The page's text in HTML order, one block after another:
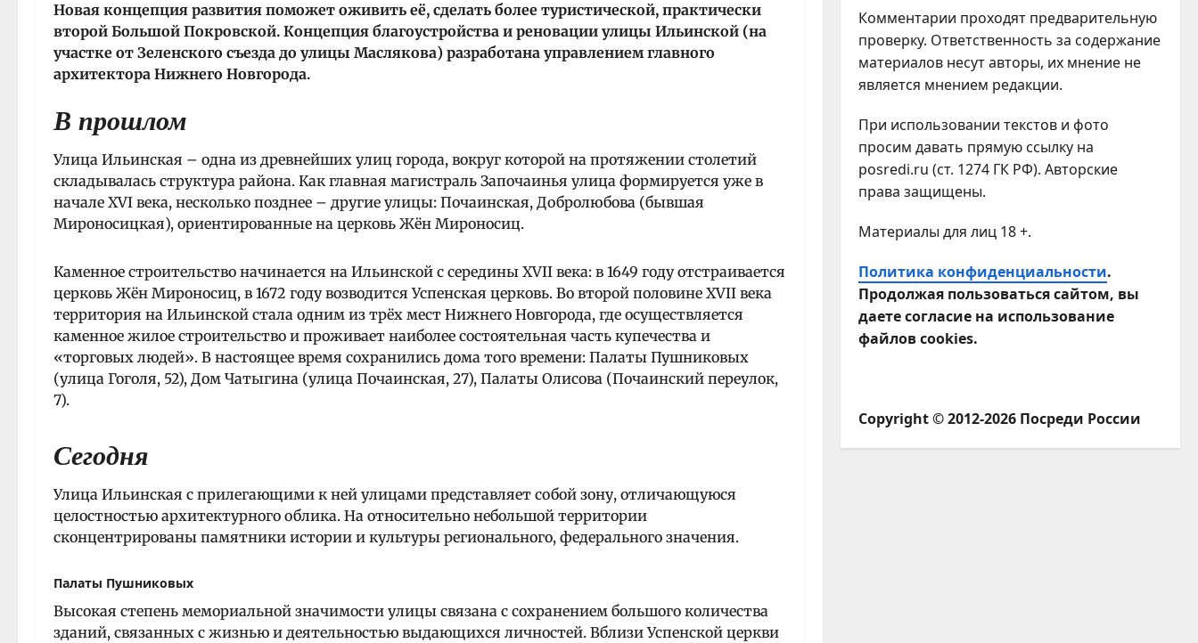
Новая концепция развития поможет оживить её, сделать более туристической, практически
второй Большой Покровской. Концепция благоустройства и реновации улицы Ильинской (на
участке от Зеленского съезда до улицы Маслякова) разработана управлением главного
архитектора Нижнего Новгорода.
В прошлом
Улица Ильинская – одна из древнейших улиц города, вокруг которой на протяжении столетий
складывалась структура района. Как главная магистраль Започаинья улица формируется уже в
начале XVI века, несколько позднее – другие улицы: Почаинская, Добролюбова (бывшая
Мироносицкая), ориентированные на церковь Жён Мироносиц.
Каменное строительство начинается на Ильинской с середины XVII века: в 1649 году отстраивается
церковь Жён Мироносиц, в 1672 году возводится Успенская церковь. Во второй половине XVII века
территория на Ильинской стала одним из трёх мест Нижнего Новгорода, где осуществляется
каменное жилое строительство и проживает наиболее состоятельная часть купечества и
«торговых людей». В настоящее время сохранились дома того времени: Палаты Пушниковых
(улица Гоголя, 52), Дом Чатыгина (улица Почаинская, 27), Палаты Олисова (Почаинский переулок,
7).
Сегодня
Улица Ильинская с прилегающими к ней улицами представляет собой зону, отличающуюся
целостностью архитектурного облика. На относительно небольшой территории
сконцентрированы памятники истории и культуры регионального, федерального значения.
Палаты Пушниковых
Высокая степень мемориальной значимости улицы связана с сохранением большого количества
зданий, связанных с жизнью и деятельностью выдающихся личностей. Вблизи Успенской церкви
Комментарии проходят предварительную
проверку. Ответственность за содержание
материалов несут авторы, их мнение не
является мнением редакции.
При использовании текстов и фото
просим давать прямую ссылку на
posredi.ru (ст. 1274 ГК РФ). Авторские
права защищены.
Материалы для лиц 18 +.
Политика конфиденциальности.
Продолжая пользоваться сайтом, вы
даете согласие на использование
файлов cookies.
Copyright © 2012-2026 Посреди России